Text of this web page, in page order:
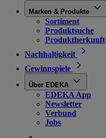
Marken & Produkte
Sortiment
Produktsuche
Produktherkunft
Nachhaltigkeit
Gewinnspiele
Über EDEKA
EDEKA App
Newsletter
Verbund
Jobs